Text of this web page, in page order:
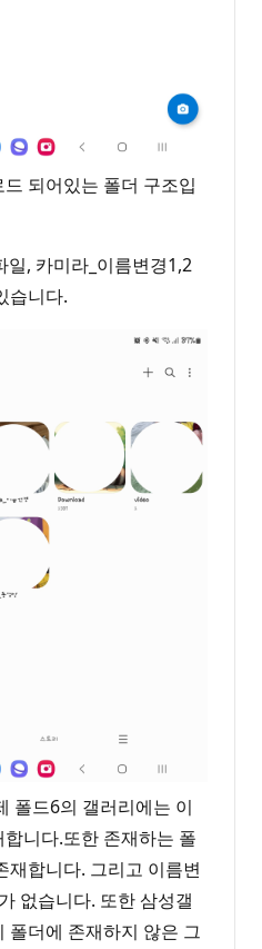
되어있는 폴더 구조입
일, 카미라_이름변경1,2
습니다.
폴드6의 갤러리에는 이
니다.또한 존재하는 폴
재합니다. 그리고 이름변
없습니다. 또한 삼성갤
폴더에 존재하지 않은 그